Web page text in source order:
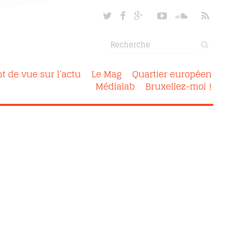
de vue sur l’actu Le Mag Quartier européen
Médialab Bruxellez-moi !